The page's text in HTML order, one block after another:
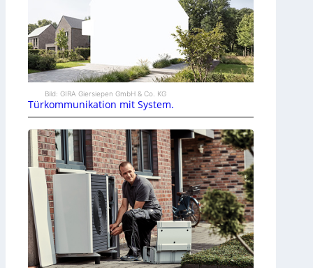
Bild: GIRA Giersiepen GmbH & Co. KG
Türkommunikation mit System.